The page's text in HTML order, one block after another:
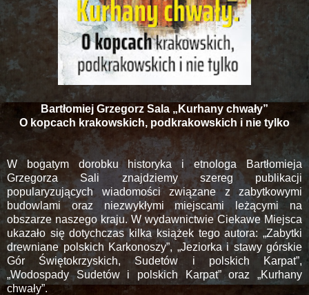
Bartłomiej Grzegorz Sala „Kurhany chwały”
O kopcach krakowskich, podkrakowskich i nie tylko
W bogatym dorobku historyka i etnologa Bartłomieja
Grzegorza Sali znajdziemy szereg publikacji
popularyzujących wiadomości związane z zabytkowymi
budowlami oraz niezwykłymi miejscami leżącymi na
obszarze naszego kraju. W wydawnictwie Ciekawe Miejsca
ukazało się dotychczas kilka książek tego autora: „Zabytki
drewniane polskich Karkonoszy”, „Jeziorka i stawy górskie
Gór Świętokrzyskich, Sudetów i polskich Karpat”,
„Wodospady Sudetów i polskich Karpat” oraz „Kurhany
chwały”.